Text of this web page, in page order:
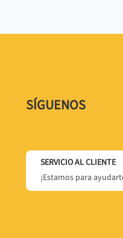
SÍGUENOS
SERVICIO AL CLIENTE
¡Estamos para